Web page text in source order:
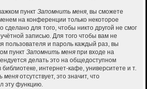
пункт Запомнить меня, вы сможете
на конференции только некоторое
сделано для того, чтобы никто другой не смог
записью. Для того чтобы вам не
пользователя и пароль каждый раз, вы
пункт Запомнить меня при входе на
делать это на общедоступном
интернет-кафе, университете и т.
меня отсутствует, это значит, что
эту функцию.